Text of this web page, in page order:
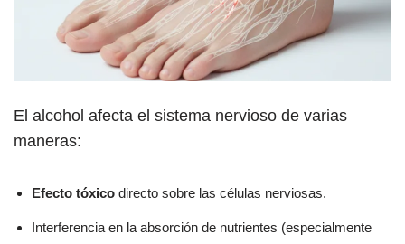
El alcohol afecta el sistema nervioso de varias
maneras:
Efecto tóxico directo sobre las células nerviosas.
Interferencia en la absorción de nutrientes (especialmente